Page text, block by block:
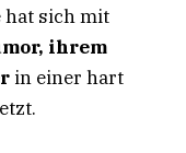
hat sich mit
ihrem
in einer hart